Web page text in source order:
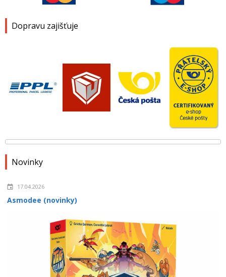
Dopravu zajišťuje
Novinky
17.04.2026
Asmodee (novinky)